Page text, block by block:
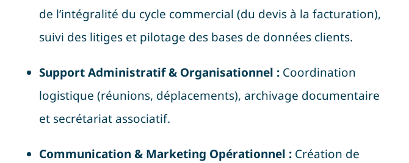
de l’intégralité du cycle commercial (du devis à la facturation),
suivi des litiges et pilotage des bases de données clients.
Support Administratif & Organisationnel :Coordination
logistique (réunions, déplacements), archivage documentaire
et secrétariat associatif.
Communication & Marketing Opérationnel :Création de